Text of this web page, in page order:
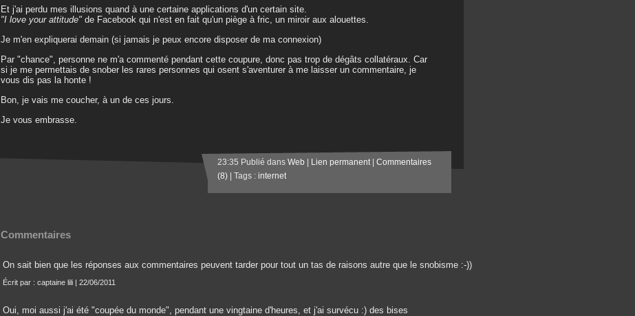
Et j'ai perdu mes illusions quand à une certaine applications d'un certain site.
"I love your attitude" de Facebook qui n'est en fait qu'un piège à fric, un miroir aux alouettes.
Je m'en expliquerai demain (si jamais je peux encore disposer de ma connexion)
Par "chance", personne ne m'a commenté pendant cette coupure, donc pas trop de dégâts collatéraux. Car
si je me permettais de snober les rares personnes qui osent s'aventurer à me laisser un commentaire, je
vous dis pas la honte !
Bon, je vais me coucher, à un de ces jours.
Je vous embrasse.
23:35 Publié dans Web Lien permanent| Commentaires
(8) | Tags : internet
Commentaires
On sait bien que les réponses aux commentaires peuvent tarder pour tout un tas de raisons autre que le snobisme :-))
Écrit par : captaine lili | 22/06/2011
Oui, moi aussi j'ai été "coupée du monde", pendant une vingtaine d'heures, et j'ai survécu :) des bises